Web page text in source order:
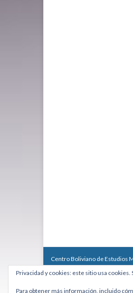
Centro Boliviano de Estudios
Calle Macario Pinilla # 2588
Teléfono: +591 2431818 -
Privacidad y cookies: este sitio usa cookies.
Para obtener más información, incluido